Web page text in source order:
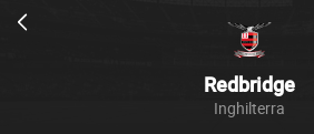
Redbridge
Inghilterra